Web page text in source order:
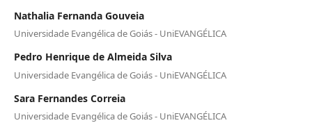
Nathalia Fernanda Gouveia
Universidade Evangélica de Goiás - UniEVANGÉLICA
Pedro Henrique de Almeida Silva
Universidade Evangélica de Goiás - UniEVANGÉLICA
Sara Fernandes Correia
Universidade Evangélica de Goiás - UniEVANGÉLICA